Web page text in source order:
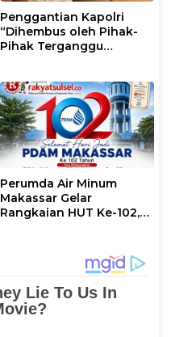
Penggantian Kapolri
“Dihembus oleh Pihak-
Pihak Terganggu
Perumda Air Minum
Makassar Gelar
Rangkaian HUT Ke-102,